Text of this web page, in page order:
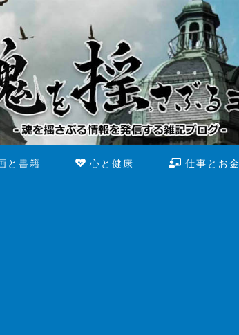
と書籍 心と健康 仕事とお金